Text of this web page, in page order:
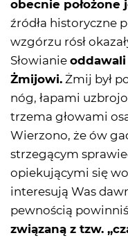
obecnie położone
źródła historyczne
wzgórzu rósł
Słowianie
Żmijowi. Żmij był
nóg, łapami
trzema głowami
Wierzono, że ów
strzegącym
opiekującymi się
interesują Was
pewnością
związaną z tzw.